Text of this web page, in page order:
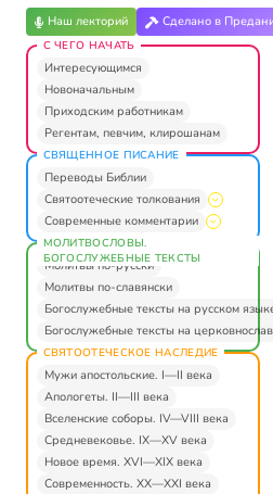
Наш лекторий Сделано в
С ЧЕГО НАЧАТЬ
Интересующимся
Новоначальным
Приходским работникам
Регентам, певчим, клирошанам
СВЯЩЕННОЕ ПИСАНИЕ
Переводы Библии
Святоотеческие толкования
Современные комментарии
МОЛИТВОСЛОВЫ.
БОГОСЛУЖЕБНЫЕ ТЕКСТЫ
Молитвы по-русски
Молитвы по-славянски
Богослужебные тексты на русском
Богослужебные тексты на
СВЯТООТЕЧЕСКОЕ НАСЛЕДИЕ
Мужи апостольские. I—II века
Апологеты. II—III века
Вселенские соборы. IV—VIII века
Средневековье. IX—XV века
Новое время. XVI—XIX века
Современность. XX—XXI века